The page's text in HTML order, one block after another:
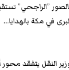
”الراجحي”
في مكة بالهدايا...
النقل يتفقد